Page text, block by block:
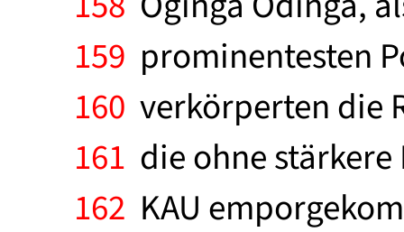
159 prominentesten
160 verkörperten die
161 die ohne
162 KAU